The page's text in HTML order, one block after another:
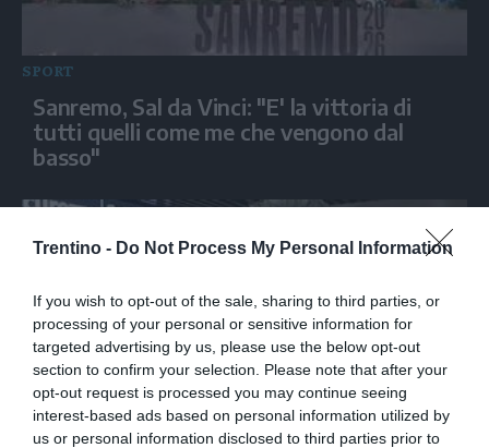
Trentino - Do Not Process My Personal Information
If you wish to opt-out of the sale, sharing to third parties, or
processing of your personal or sensitive information for
targeted advertising by us, please use the below opt-out
section to confirm your selection. Please note that after your
opt-out request is processed you may continue seeing
interest-based ads based on personal information utilized by
us or personal information disclosed to third parties prior to
SPORT
Sanremo, Sal da Vinci: "E' la vittoria di
tutti quelli come me che vengono dal
basso"
SPORT